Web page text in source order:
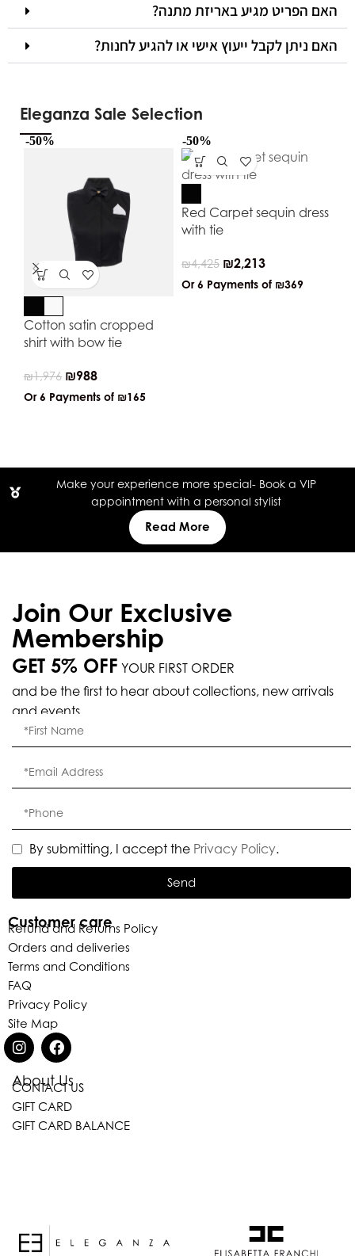
האם הפריט מגיע באריזת מתנה?
האם ניתן לקבל ייעוץ אישי או להגיע לחנות?
Eleganza Sale Selection
-50%
Cotton satin cropped
shirt with bow tie
₪1,976 ₪988
Or 6 Payments of ₪165
-50%
Red Carpet sequin dress
with tie
₪4,425 ₪2,213
Or 6 Payments of ₪369
Make your experience more special- Book a VIP
appointment with a personal stylist
Read More
About Us
CONTACT US
GIFT CARD
GIFT CARD BALANCE
Customer care
Refund and Returns Policy
Orders and deliveries
Terms and Conditions
FAQ
Privacy Policy
Site Map
Join Our Exclusive
Membership
GET 5% OFF YOUR FIRST ORDER
and be the first to hear about collections, new arrivals
and events.
By submitting, I accept the Privacy Policy.
Send
Eleganza Israel
האם נוכל לעזור לך?